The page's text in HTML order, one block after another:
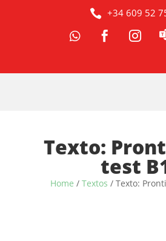
 +34 609 52


Texto:
test
Home /Textos / Texto: